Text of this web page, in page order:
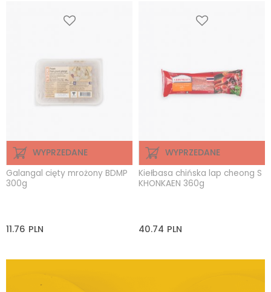
WYPRZEDANE
Galangal cięty mrożony BDMP
300g
11.76 PLN
WYPRZEDANE
Kiełbasa chińska lap cheong S
KHONKAEN 360g
40.74 PLN